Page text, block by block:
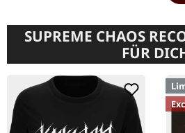
SUPREME CHAOS
FÜR